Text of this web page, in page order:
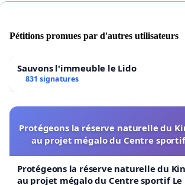
Pétitions promues par d'autres utilisateurs
Sauvons l'immeuble le Lido
831 signatures
Protégeons la réserve naturelle du
au projet mégalo du Centre sportif
Protégeons la réserve naturelle du
au projet mégalo du Centre sportif Le